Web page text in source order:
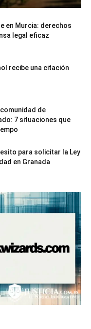
en Murcia: derechos
legal eficaz
recibe una citación
de
7 situaciones que
para solicitar la Ley
en Granada